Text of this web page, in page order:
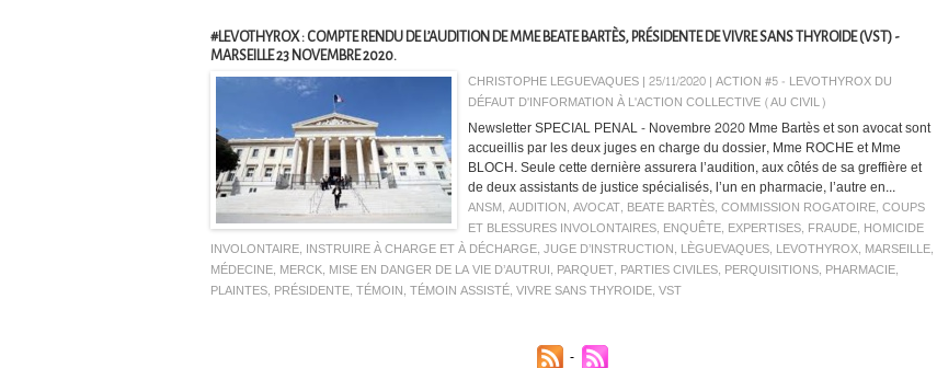
#LEVOTHYROX : COMPTE RENDU DE L’AUDITION DE MME BEATE BARTÈS, PRÉSIDENTE DE VIVRE SANS THYROIDE (VST) -
MARSEILLE 23 NOVEMBRE 2020.
CHRISTOPHE LEGUEVAQUES | 25/11/2020 | ACTION #5 - LEVOTHYROX DU
DÉFAUT D'INFORMATION À L'ACTION COLLECTIVE (AU CIVIL)
Newsletter SPECIAL PENAL - Novembre 2020 Mme Bartès et son avocat sont
accueillis par les deux juges en charge du dossier, Mme ROCHE et Mme
BLOCH. Seule cette dernière assurera l’audition, aux côtés de sa greffière et
de deux assistants de justice spécialisés, l’un en pharmacie, l’autre en...
ANSM, AUDITION, AVOCAT, BEATE BARTÈS, COMMISSION ROGATOIRE, COUPS
ET BLESSURES INVOLONTAIRES, ENQUÊTE, EXPERTISES, FRAUDE, HOMICIDE
INVOLONTAIRE, INSTRUIRE À CHARGE ET À DÉCHARGE, JUGE D’INSTRUCTION, LÈGUEVAQUES, LEVOTHYROX, MARSEILLE,
MÉDECINE, MERCK, MISE EN DANGER DE LA VIE D’AUTRUI, PARQUET, PARTIES CIVILES, PERQUISITIONS, PHARMACIE,
PLAINTES, PRÉSIDENTE, TÉMOIN, TÉMOIN ASSISTÉ, VIVRE SANS THYROIDE, VST